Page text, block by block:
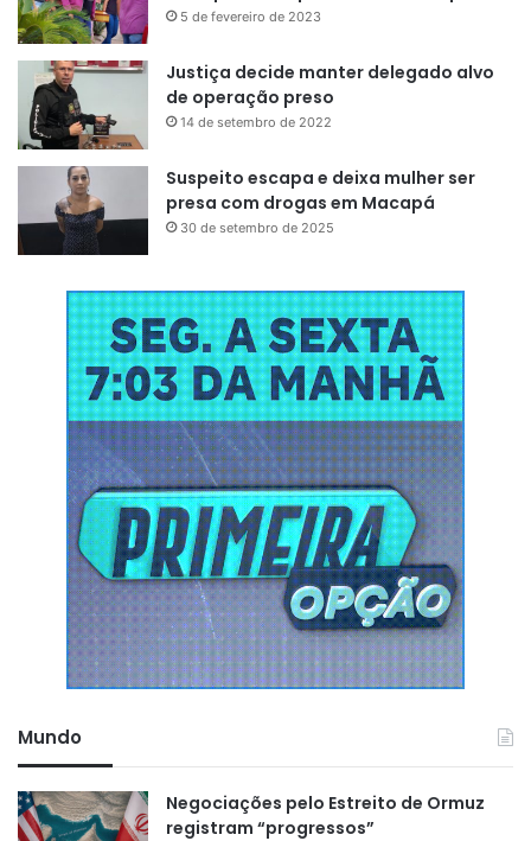
Urdaneta também considerou
muito importante aumentar o
crédito para pequenas e médias
empresas e reduzir a carga
tributária.“É uma economia que
não pode crescer de forma
sustentável. O crédito deve
chegar à agricultura, à
manufatura. A carga tributária
sobre as empresas é
extremamente elevada, o que
dificulta operar e crescer”,
afirmou.
5 de fevereiro de 2023
Justiça decide manter delegado alvo
de operação preso
14 de setembro de 2022
Suspeito escapa e deixa mulher ser
presa com drogas em Macapá
30 de setembro de 2025
Mundo
Negociações pelo Estreito de Ormuz
registram “progressos”